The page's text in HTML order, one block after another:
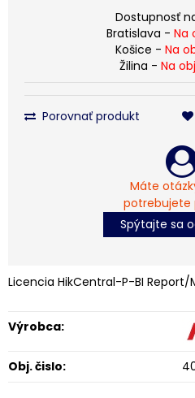
Dostupnosť
Bratislava - Na
Košice - Na
Žilina - Na
Porovnať produkt
Máte
potrebujete
Spýtajte sa
Licencia HikCentral-P-BI Report/
Výrobca:
Obj. čislo: